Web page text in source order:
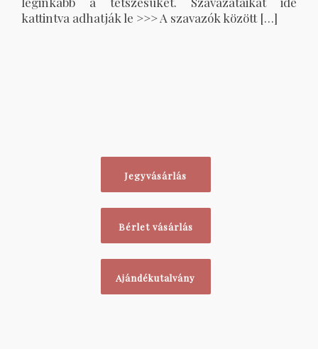
kattintva adhatják le >>> A szavazók között […]
Jegyvásárlás
Bérlet vásárlás
Ajándékutalvány